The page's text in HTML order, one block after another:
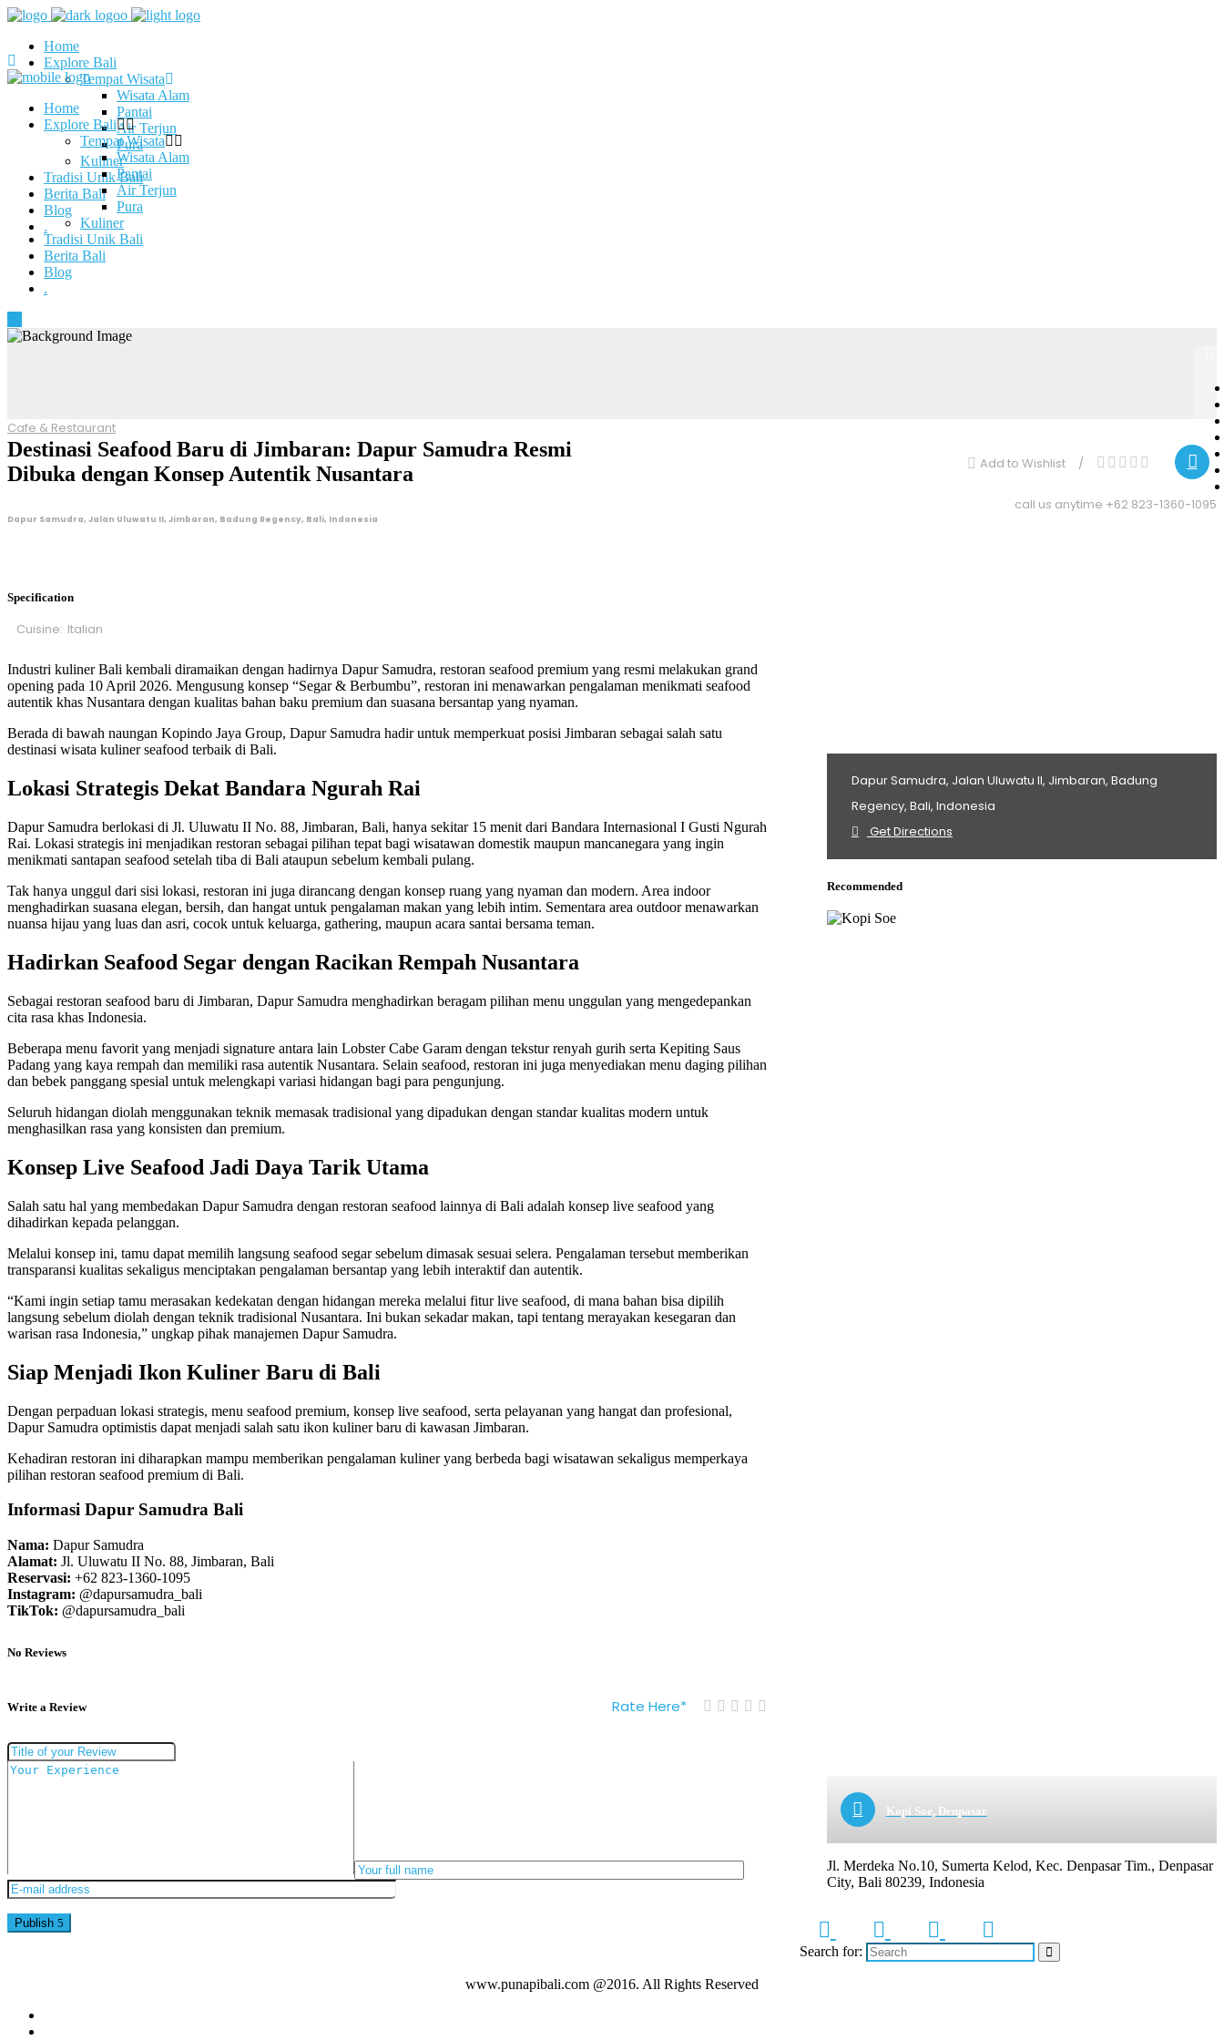
Home
Explore Bali
Tempat Wisata
Wisata Alam
Pantai
Air Terjun
Pura
Kuliner
Tradisi Unik Bali
Berita Bali
Blog
.
Home
Explore Bali
Tempat Wisata
Wisata Alam
Pantai
Air Terjun
Pura
Kuliner
Tradisi Unik Bali
Berita Bali
Blog
.
Cafe & Restaurant
Destinasi Seafood Baru di Jimbaran: Dapur Samudra Resmi
Dibuka dengan Konsep Autentik Nusantara
Add to Wishlist
Dapur Samudra, Jalan Uluwatu II, Jimbaran, Badung Regency, Bali, Indonesia
call us anytime +62 823-1360-1095
Specification
Cuisine: Italian
Industri kuliner Bali kembali diramaikan dengan hadirnya Dapur Samudra, restoran seafood premium yang resmi melakukan grand
opening pada 10 April 2026. Mengusung konsep “Segar & Berbumbu”, restoran ini menawarkan pengalaman menikmati seafood
autentik khas Nusantara dengan kualitas bahan baku premium dan suasana bersantap yang nyaman.
Berada di bawah naungan Kopindo Jaya Group, Dapur Samudra hadir untuk memperkuat posisi Jimbaran sebagai salah satu
destinasi wisata kuliner seafood terbaik di Bali.
Lokasi Strategis Dekat Bandara Ngurah Rai
Dapur Samudra berlokasi di Jl. Uluwatu II No. 88, Jimbaran, Bali, hanya sekitar 15 menit dari Bandara Internasional I Gusti Ngurah
Rai. Lokasi strategis ini menjadikan restoran sebagai pilihan tepat bagi wisatawan domestik maupun mancanegara yang ingin
menikmati santapan seafood setelah tiba di Bali ataupun sebelum kembali pulang.
Tak hanya unggul dari sisi lokasi, restoran ini juga dirancang dengan konsep ruang yang nyaman dan modern. Area indoor
menghadirkan suasana elegan, bersih, dan hangat untuk pengalaman makan yang lebih intim. Sementara area outdoor menawarkan
nuansa hijau yang luas dan asri, cocok untuk keluarga, gathering, maupun acara santai bersama teman.
Hadirkan Seafood Segar dengan Racikan Rempah Nusantara
Sebagai restoran seafood baru di Jimbaran, Dapur Samudra menghadirkan beragam pilihan menu unggulan yang mengedepankan
cita rasa khas Indonesia.
Beberapa menu favorit yang menjadi signature antara lain Lobster Cabe Garam dengan tekstur renyah gurih serta Kepiting Saus
Padang yang kaya rempah dan memiliki rasa autentik Nusantara. Selain seafood, restoran ini juga menyediakan menu daging pilihan
dan bebek panggang spesial untuk melengkapi variasi hidangan bagi para pengunjung.
Seluruh hidangan diolah menggunakan teknik memasak tradisional yang dipadukan dengan standar kualitas modern untuk
menghasilkan rasa yang konsisten dan premium.
Konsep Live Seafood Jadi Daya Tarik Utama
Salah satu hal yang membedakan Dapur Samudra dengan restoran seafood lainnya di Bali adalah konsep live seafood yang
dihadirkan kepada pelanggan.
Melalui konsep ini, tamu dapat memilih langsung seafood segar sebelum dimasak sesuai selera. Pengalaman tersebut memberikan
transparansi kualitas sekaligus menciptakan pengalaman bersantap yang lebih interaktif dan autentik.
“Kami ingin setiap tamu merasakan kedekatan dengan hidangan mereka melalui fitur live seafood, di mana bahan bisa dipilih
langsung sebelum diolah dengan teknik tradisional Nusantara. Ini bukan sekadar makan, tapi tentang merayakan kesegaran dan
warisan rasa Indonesia,” ungkap pihak manajemen Dapur Samudra.
Siap Menjadi Ikon Kuliner Baru di Bali
Dengan perpaduan lokasi strategis, menu seafood premium, konsep live seafood, serta pelayanan yang hangat dan profesional,
Dapur Samudra optimistis dapat menjadi salah satu ikon kuliner baru di kawasan Jimbaran.
Kehadiran restoran ini diharapkan mampu memberikan pengalaman kuliner yang berbeda bagi wisatawan sekaligus memperkaya
pilihan restoran seafood premium di Bali.
Informasi Dapur Samudra Bali
Nama: Dapur Samudra
Alamat: Jl. Uluwatu II No. 88, Jimbaran, Bali
Reservasi: +62 823-1360-1095
Instagram: @dapursamudra_bali
TikTok: @dapursamudra_bali
No Reviews
Write a Review Rate Here*
Publish
Dapur Samudra, Jalan Uluwatu II, Jimbaran, Badung
Regency, Bali, Indonesia
Get Directions
Recommended
Kopi Soe, Denpasar
Jl. Merdeka No.10, Sumerta Kelod, Kec. Denpasar Tim., Denpasar
City, Bali 80239, Indonesia
Search for:
www.punapibali.com @2016. All Rights Reserved